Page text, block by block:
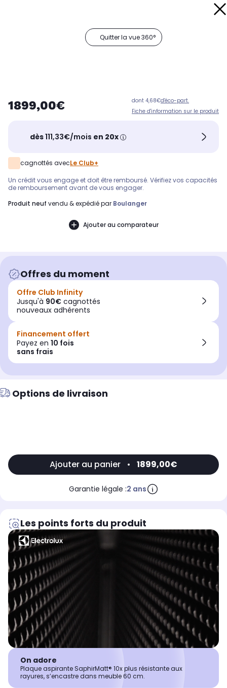
Quitter la vue 360°
1899,00€ dont 4,68€d'éco-part.
Fiche d'information sur le produit
dès111,33€/mois en 20x
cagnottés avecLe Club+
Un crédit vous engage et doit être remboursé. Vérifiez vos capacités
de remboursement avant de vous engager.
produit neuf vendu & expédié par Boulanger
Ajouter au comparateur
Offres du moment
Offre Club Infinity
Jusqu'à 90€ cagnottés
nouveaux adhérents
Financement offert
Payez en 10 fois
sans frais
Options de livraison
Ajouter au panier • 1899,00€
Garantie légale :2 ans
Les points forts du produit
On adore
Plaque aspirante SaphirMatt® 10x plus résistante aux
rayures, s’encastre dans meuble 60 cm.